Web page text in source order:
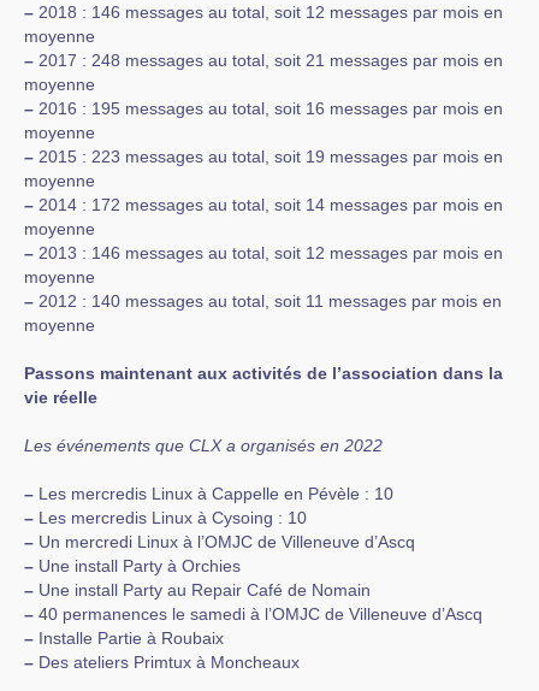
– 2018 : 146 messages au total, soit 12 messages par mois en
moyenne
– 2017 : 248 messages au total, soit 21 messages par mois en
moyenne
– 2016 : 195 messages au total, soit 16 messages par mois en
moyenne
– 2015 : 223 messages au total, soit 19 messages par mois en
moyenne
– 2014 : 172 messages au total, soit 14 messages par mois en
moyenne
– 2013 : 146 messages au total, soit 12 messages par mois en
moyenne
– 2012 : 140 messages au total, soit 11 messages par mois en
moyenne
Passons maintenant aux activités de l’association dans la
vie réelle
Les événements que CLX a organisés en 2022
– Les mercredis Linux à Cappelle en Pévèle : 10
– Les mercredis Linux à Cysoing : 10
– Un mercredi Linux à l’OMJC de Villeneuve d’Ascq
– Une install Party à Orchies
– Une install Party au Repair Café de Nomain
– 40 permanences le samedi à l’OMJC de Villeneuve d’Ascq
– Installe Partie à Roubaix
– Des ateliers Primtux à Moncheaux